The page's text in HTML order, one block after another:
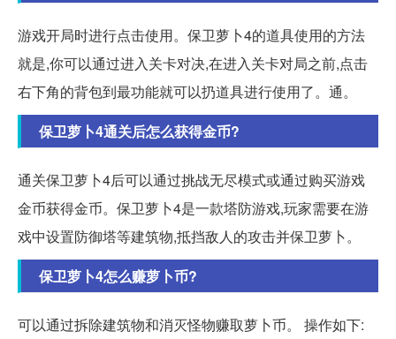
游戏开局时进行点击使用。保卫萝卜4的道具使用的方法
就是,你可以通过进入关卡对决,在进入关卡对局之前,点击
右下角的背包到最功能就可以扔道具进行使用了。通。
保卫萝卜4通关后怎么获得金币?
通关保卫萝卜4后可以通过挑战无尽模式或通过购买游戏
金币获得金币。保卫萝卜4是一款塔防游戏,玩家需要在游
戏中设置防御塔等建筑物,抵挡敌人的攻击并保卫萝卜。
保卫萝卜4怎么赚萝卜币?
可以通过拆除建筑物和消灭怪物赚取萝卜币。 操作如下: